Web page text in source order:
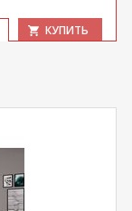
КУПИТЬ